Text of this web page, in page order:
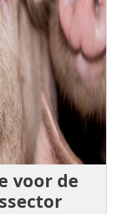
voor de